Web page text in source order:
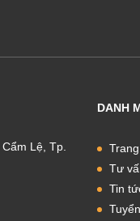
Lệ, Tp.
DANH
Tư
Tin